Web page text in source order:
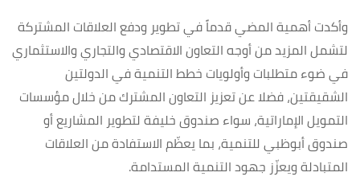
وأكدت أهمية المضي قدماً في تطوير ودفع العلاقات المشتركة
لتشمل المزيد من أوجه التعاون الاقتصادي والتجاري والاستثماري
في ضوء متطلبات وأولويات خطط التنمية في الدولتين
الشقيقتين، فضلا عن تعزيز التعاون المشترك من خلال مؤسسات
التمويل الإماراتية، سواء صندوق خليفة لتطوير المشاريع أو
صندوق أبوظبي للتنمية، بما يعظّم الاستفادة من العلاقات
المتبادلة ويعزّز جهود التنمية المستدامة.